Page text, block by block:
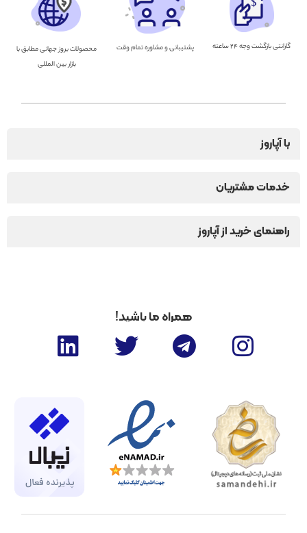
گارانتی بازگشت وجه ۲۴ ساعته پشتیبانی و مشاوره تمام وقت
محصولات بروز جهانی مطابق با
بازار بین المللی
با آپاروز
خدمات مشتریان
راهنمای خرید از آپاروز
همراه ما باشید!